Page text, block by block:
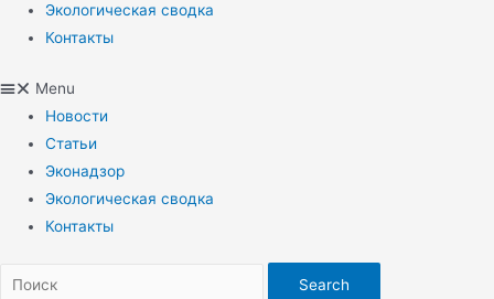
Экологическая сводка
Контакты
Menu
Новости
Статьи
Эконадзор
Экологическая сводка
Контакты
Search